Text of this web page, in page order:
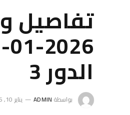
تفاصيل
الدور 3
بواسطة ADMIN يناير 10, 2026